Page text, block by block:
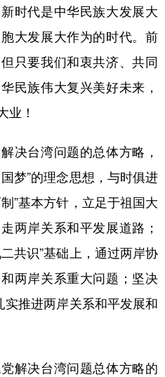
代是中华民族大发展大
大发展大作为的时代。前
只要我们和衷共济、共同
民族伟大复兴美好未来，
业！
台湾问题的总体方略，
梦”的理念思想，与时俱进
”基本方针，立足于祖国大
两岸关系和平发展道路；
共识”基础上，通过两岸协
两岸关系重大问题；坚决
实推进两岸关系和平发展和
决台湾问题总体方略的